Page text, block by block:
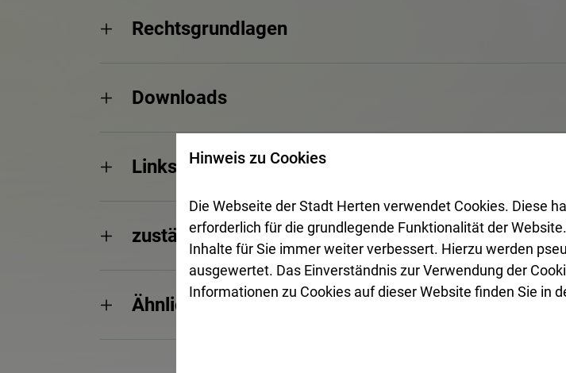
Rechtsgrundlagen
Downloads
Links
zuständige Abteilungen
Ähnliche/Weitere Dienstleistungen
Hinweis zu Cookies
Die Webseite der Stadt Herten verwendet Cookies. Diese
erforderlich für die grundlegende Funktionalität der
Inhalte für Sie immer weiter verbessert. Hierzu werden
ausgewertet. Das Einverständnis zur Verwendung der
Informationen zu Cookies auf dieser Website finden Sie in